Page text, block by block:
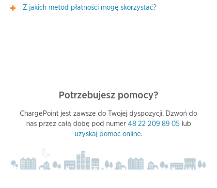
Z jakich metod płatności mogę skorzystać?
Potrzebujesz pomocy?
ChargePoint jest zawsze do Twojej dyspozycji. Dzwoń do
nas przez całą dobę pod numer 48 22 209 89 05lub
uzyskaj pomoc online.